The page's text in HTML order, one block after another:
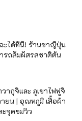
ามของภูเขาไฟฟูจิ,
ราฟต์เบียร์ที่ได้รับ
ตจากน้ำธรรมชาติ
Yu Yurari
กใต้ดินลึก 1,000
ที่ให้คุณ
พร้อมวิวภูเขาไฟ
ะได้ที่นี่! ร้านชาญี่ปุ่น
รถสัมผัสรสชาติต้น
ากุจิและ ภูเขาไฟฟูจิ
ยน | อุณหภูมิ เสื้อผ้า
ะจุดชมวิว